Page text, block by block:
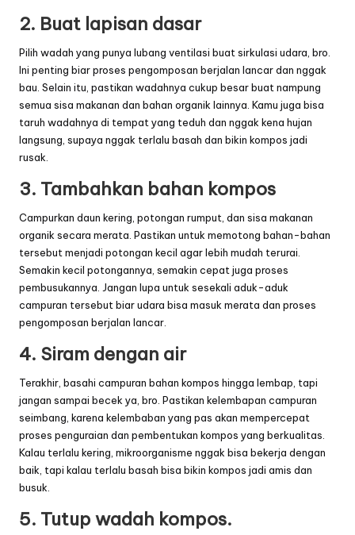
2. Buat lapisan dasar
Pilih wadah yang punya lubang ventilasi buat sirkulasi udara, bro.
Ini penting biar proses pengomposan berjalan lancar dan nggak
bau. Selain itu, pastikan wadahnya cukup besar buat nampung
semua sisa makanan dan bahan organik lainnya. Kamu juga bisa
taruh wadahnya di tempat yang teduh dan nggak kena hujan
langsung, supaya nggak terlalu basah dan bikin kompos jadi
rusak.
3. Tambahkan bahan kompos
Campurkan daun kering, potongan rumput, dan sisa makanan
organik secara merata. Pastikan untuk memotong bahan-bahan
tersebut menjadi potongan kecil agar lebih mudah terurai.
Semakin kecil potongannya, semakin cepat juga proses
pembusukannya. Jangan lupa untuk sesekali aduk-aduk
campuran tersebut biar udara bisa masuk merata dan proses
pengomposan berjalan lancar.
4. Siram dengan air
Terakhir, basahi campuran bahan kompos hingga lembap, tapi
jangan sampai becek ya, bro. Pastikan kelembapan campuran
seimbang, karena kelembaban yang pas akan mempercepat
proses penguraian dan pembentukan kompos yang berkualitas.
Kalau terlalu kering, mikroorganisme nggak bisa bekerja dengan
baik, tapi kalau terlalu basah bisa bikin kompos jadi amis dan
busuk.
5. Tutup wadah kompos.